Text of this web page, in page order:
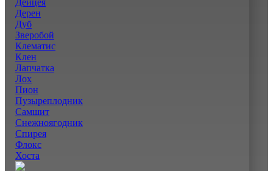
Дейцея
Дерен
Дуб
Зверобой
Клематис
Клен
Лапчатка
Лох
Пион
Пузыреплодник
Самшит
Снежноягодник
Спирея
Флокс
Хоста